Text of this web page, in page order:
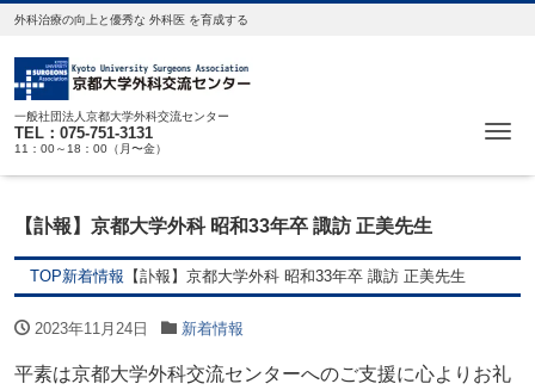
外科治療の向上と優秀な 外科医 を育成する
一般社団法人京都大学外科交流センター
TEL：075-751-3131
11：00～18：00（月〜金）
【訃報】京都大学外科 昭和33年卒 諏訪 正美先生
TOP新着情報 【訃報】京都大学外科 昭和33年卒 諏訪 正美先生
2023年11月24日 新着情報
平素は京都大学外科交流センターへのご支援に心よりお礼